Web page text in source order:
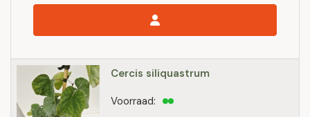
Cercis siliquastrum
Voorraad: